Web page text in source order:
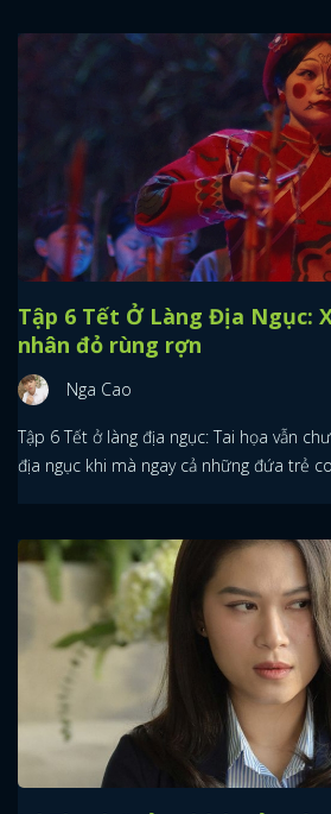
Tập 6 Tết Ở Làng Địa Ngục:
nhân đỏ rùng rợn
Nga Cao
Tập 6 Tết ở làng địa ngục: Tai họa vẫn
địa ngục khi mà ngay cả những đứa trẻ